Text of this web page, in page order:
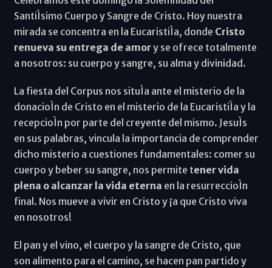
SantiÌsimo Cuerpo y Sangre de Cristo. Hoy nuestra
mirada se concentra en la EucaristiÌa, donde Cristo
renueva su entrega de amory se ofrece totalmente
a nosotros: su cuerpo y sangre, su alma y divinidad.
La fiesta del Corpus nos situÌa ante el misterio de la
donacioÌn de Cristo en el misterio de la EucaristiÌa y la
recepcioÌn por parte del creyente del mismo. JesuÌs
en sus palabras, vincula la importancia de comprender
dicho misterio a cuestiones fundamentales: comer su
cuerpo y beber su sangre, nos permite tener vida
plena o alcanzar la vida eterna en la resurreccioÌn
final. Nos mueve a vivir en Cristo y ¡a que Cristo viva
en nosotros!
El pan y el vino, el cuerpo y la sangre de Cristo, que
son alimento para el camino, se hacen pan partido y